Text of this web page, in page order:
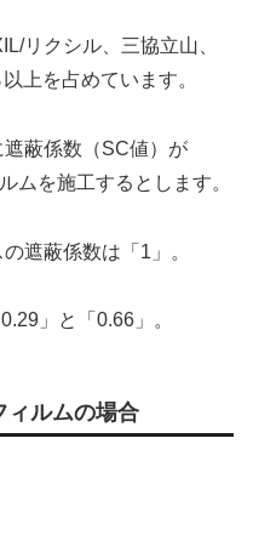
リクシル、三協立山、
上を占めています。
蔽係数（SC値）が
ムを施工するとします。
遮蔽係数は「1」。
」と「0.66」。
ィルムの場合